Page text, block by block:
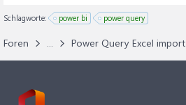
Schlagworte: power bi power query
Foren ... Power Query Excel import